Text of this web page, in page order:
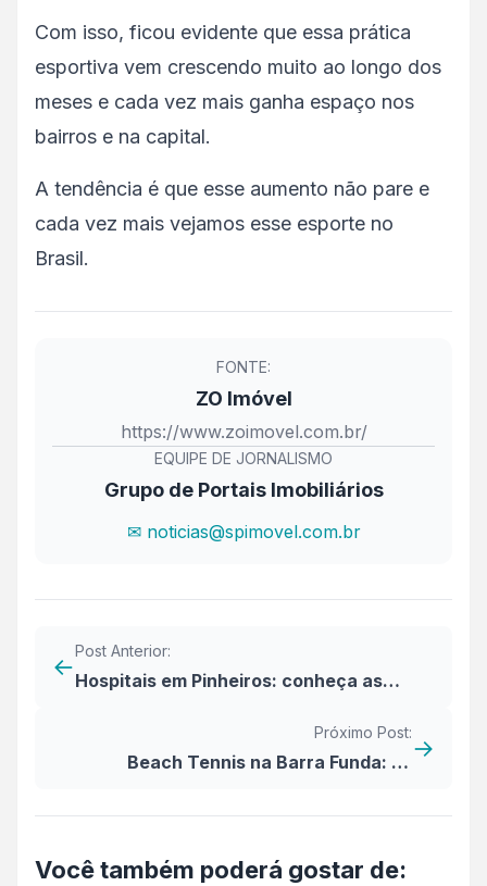
Com isso, ficou evidente que essa prática
esportiva vem crescendo muito ao longo dos
meses e cada vez mais ganha espaço nos
bairros e na capital.
A tendência é que esse aumento não pare e
cada vez mais vejamos esse esporte no
Brasil.
FONTE:
ZO Imóvel
https://www.zoimovel.com.br/
EQUIPE DE JORNALISMO
Grupo de Portais Imobiliários
✉ noticias@spimovel.com.br
←
Post Anterior:
Hospitais em Pinheiros: conheça as
Próximo Post:
Beach Tennis na Barra Funda: os
esporte
→
Você também poderá gostar de: